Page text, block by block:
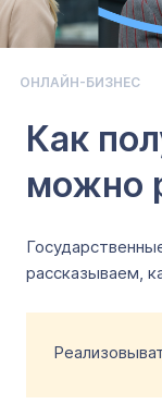
ОНЛАЙН-БИЗНЕС
Как
можно
рассказываем,